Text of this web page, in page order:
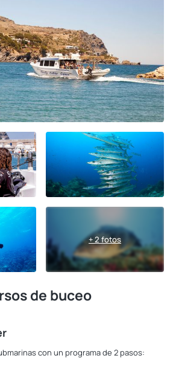
+ 2 fotos
de buceo
con un programa de 2 pasos: